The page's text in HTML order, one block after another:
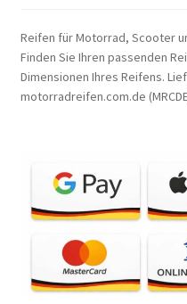
Reifen für Motorrad, Scooter
Finden Sie Ihren passenden
Dimensionen Ihres Reifens.
motorradreifen.com.de